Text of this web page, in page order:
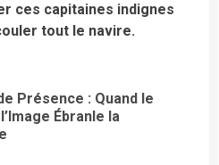
ces capitaines indignes
tout le navire.
Présence : Quand le
Ébranle la